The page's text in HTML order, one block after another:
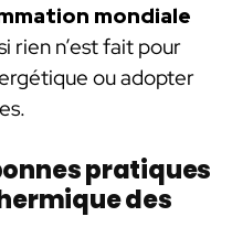
mondiale
rien n’est fait pour
ou adopter
pratiques
des